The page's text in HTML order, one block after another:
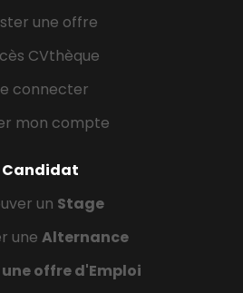
une offre
CVthèque
connecter
mon compte
Candidat
un Stage
une Alternance
offre d'Emploi